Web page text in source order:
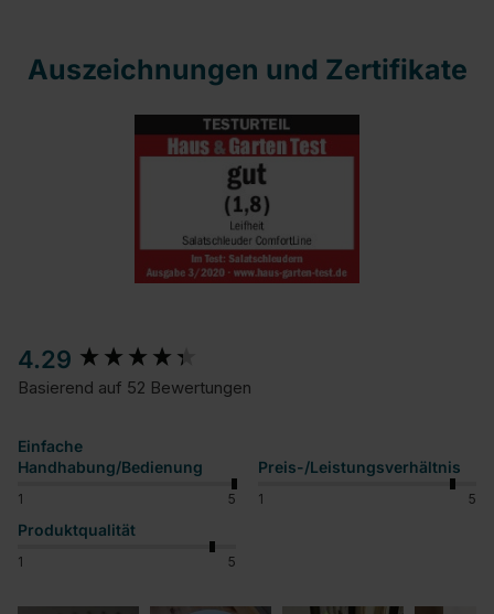
Auszeichnungen und Zertifikate
4.29
Basierend auf 52 Bewertungen
Einfache
Handhabung/Bedienung
1 5
Preis-/Leistungsverhältnis
1 5
Produktqualität
1 5
New content loaded